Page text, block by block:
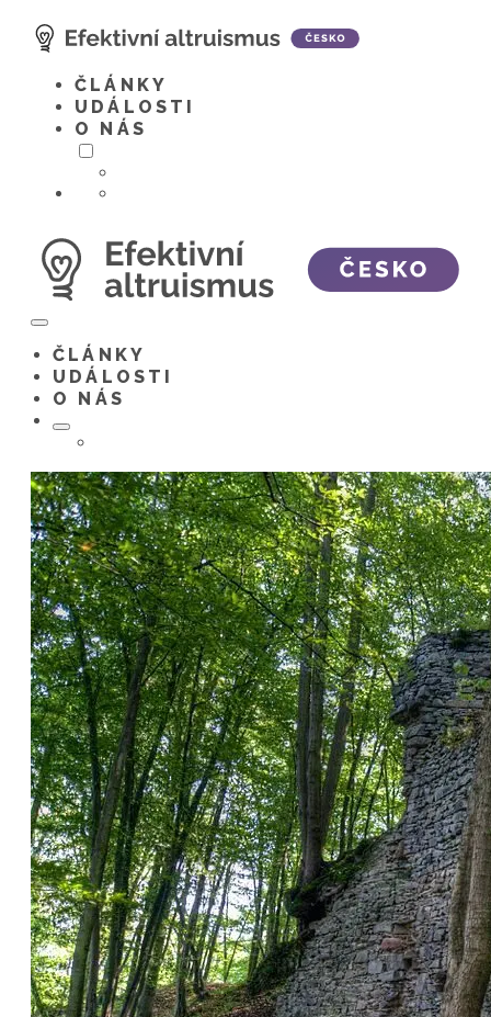
content
ČLÁNKY
UDÁLOSTI
O NÁS
Menu
Toggle
ČLÁNKY
UDÁLOSTI
O NÁS
Menu
Toggle